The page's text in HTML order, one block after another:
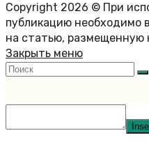
Copyright 2026 © При
публикацию необходимо
на статью, размещенную
Закрыть меню